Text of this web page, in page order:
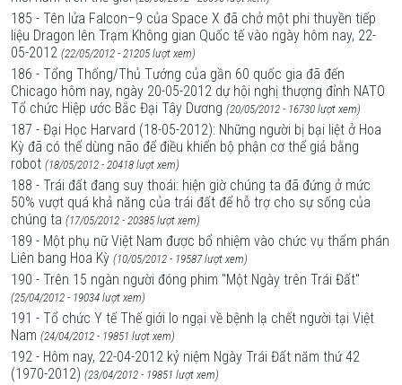
185 - Tên lửa Falcon–9 của Space X đã chở một phi thuyền tiếp
liệu Dragon lên Trạm Không gian Quốc tế vào ngày hôm nay, 22-
05-2012 (22/05/2012 - 21205 lượt xem)
186 - Tổng Thống/Thủ Tướng của gần 60 quốc gia đã đến
Chicago hôm nay, ngày 20-05-2012 dự hội nghị thượng đỉnh NATO
Tổ chức Hiệp ước Bắc Đại Tây Dương (20/05/2012 - 16730 lượt xem)
187 - Đại Học Harvard (18-05-2012): Những người bị bại liệt ở Hoa
Kỳ đã có thể dùng não để điều khiển bộ phận cơ thể giả bằng
robot (18/05/2012 - 20418 lượt xem)
188 - Trái đất đang suy thoái: hiện giờ chúng ta đã đứng ở mức
50% vượt quá khả năng của trái đất để hỗ trợ cho sự sống của
chúng ta (17/05/2012 - 20385 lượt xem)
189 - Một phụ nữ Việt Nam được bổ nhiệm vào chức vụ thẩm phán
Liên bang Hoa Kỳ (10/05/2012 - 19587 lượt xem)
190 - Trên 15 ngàn người đóng phim "Một Ngày trên Trái Đất"
(25/04/2012 - 19034 lượt xem)
191 - Tổ chức Y tế Thế giới lo ngại về bệnh lạ chết người tại Việt
Nam (24/04/2012 - 19851 lượt xem)
192 - Hôm nay, 22-04-2012 kỷ niệm Ngày Trái Đất năm thứ 42
(1970-2012) (23/04/2012 - 19851 lượt xem)